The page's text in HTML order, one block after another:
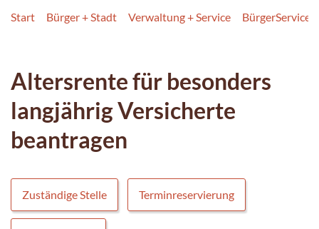
Start Bürger + Stadt Verwaltung + Service BürgerService
Altersrente für besonders
langjährig Versicherte
beantragen
Zuständige Stelle Terminreservierung